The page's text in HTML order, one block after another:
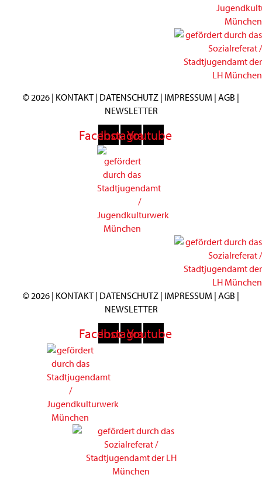
© 2026 | KONTAKT | DATENSCHUTZ | IMPRESSUM | AGB |
NEWSLETTER
Facebook
Instagram
Youtube
© 2026 | KONTAKT | DATENSCHUTZ | IMPRESSUM | AGB |
NEWSLETTER
Facebook
Instagram
Youtube